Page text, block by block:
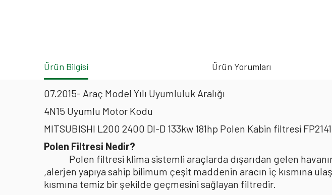
Ürün Bilgisi Ürün Yorumları
07.2015- Araç Model Yılı Uyumluluk Aralığı
4N15 Uyumlu Motor Kodu
MITSUBISHI L200 2400 DI-D 133kw 181hp Polen Kabin filtresi
Polen Filtresi Nedir?
Polen filtresi klima sistemli araçlarda dışarıdan gelen
,alerjen yapıya sahip bilimum çeşit maddenin aracın iç kısmına
kısmına temiz bir şekilde geçmesini sağlayan filtredir.